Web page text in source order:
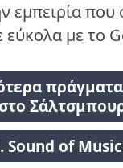
εμπειρία που
εύκολα με το
στο
Sound of